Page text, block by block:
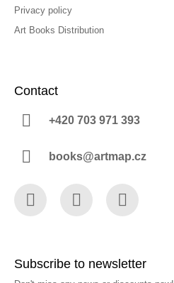
Privacy policy
Art Books Distribution
Contact
+420 703 971 393
books@artmap.cz
Subscribe to newsletter